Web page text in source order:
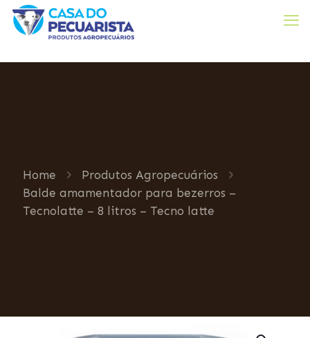
Home
Produtos Agropecuários
Balde amamentador para bezerros –
Tecnolatte – 8 litros – Tecno latte